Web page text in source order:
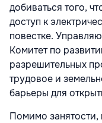
добиваться того,
доступ к
повестке.
Комитет по
разрешительных
трудовое и
барьеры для
Помимо занятости,